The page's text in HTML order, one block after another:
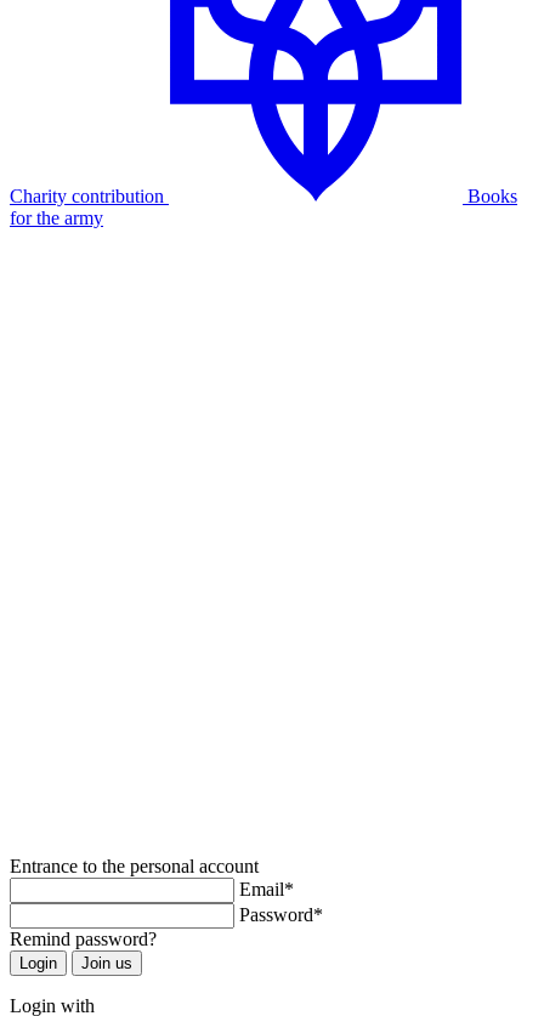
Charity contribution
Books
for the army
Entrance to the personal account
Email*
Password*
Remind password?
Login with